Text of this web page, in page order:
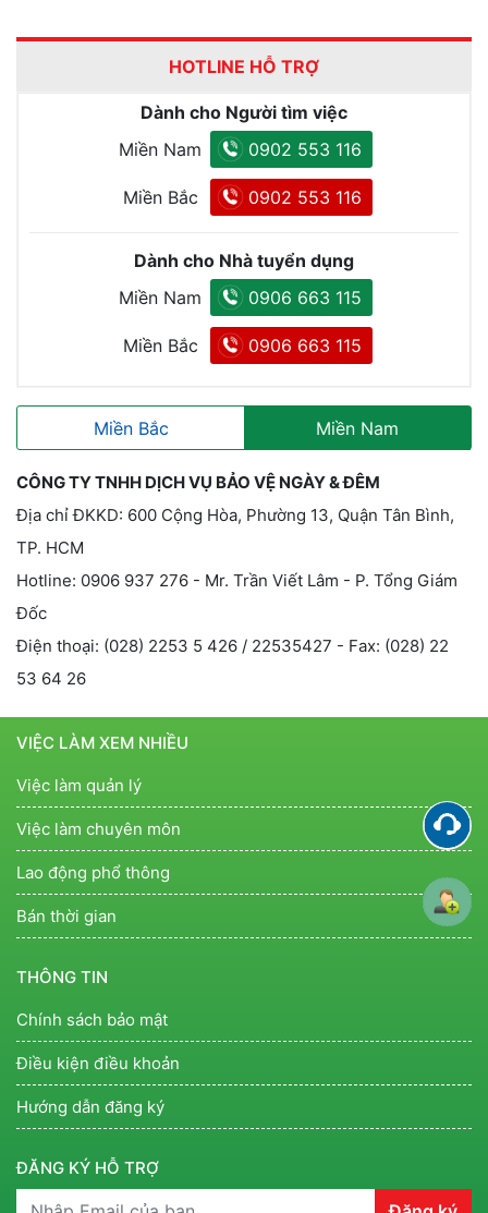
HOTLINE HỖ TRỢ
Dành cho Người tìm việc
Miền Nam
0902 553 116
Miền Bắc 0902 553 116
Dành cho Nhà tuyển dụng
Miền Nam
0906 663 115
Miền Bắc 0906 663 115
Miền Bắc Miền Nam
CÔNG TY TNHH DỊCH VỤ BẢO VỆ NGÀY & ĐÊM
Địa chỉ ĐKKD: 600 Cộng Hòa, Phường 13, Quận Tân Bình,
TP. HCM
Hotline: 0906 937 276 - Mr. Trần Viết Lâm - P. Tổng Giám
Đốc
Điện thoại: (028) 2253 5 426 / 22535427 - Fax: (028) 22
53 64 26
VIỆC LÀM XEM NHIỀU
Việc làm quản lý
Việc làm chuyên môn
Lao động phổ thông
Bán thời gian
THÔNG TIN
Chính sách bảo mật
Điều kiện điều khoản
Hướng dẫn đăng ký
ĐĂNG KÝ HỖ TRỢ